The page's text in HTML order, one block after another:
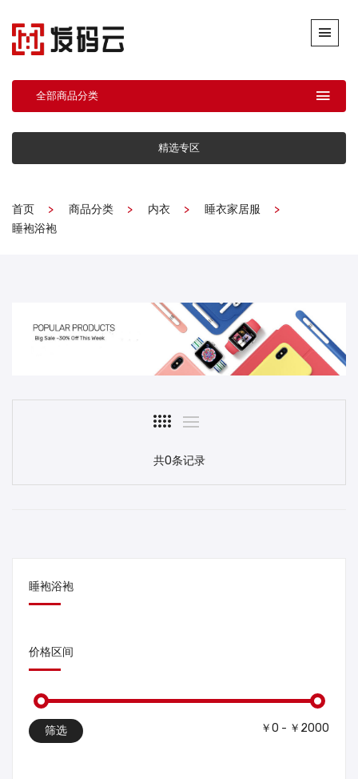
全部商品分类
精选专区
首页 商品分类 内衣
睡衣家居服
睡袍浴袍
共0条记录
睡袍浴袍
价格区间
筛选 ￥0 - ￥2000